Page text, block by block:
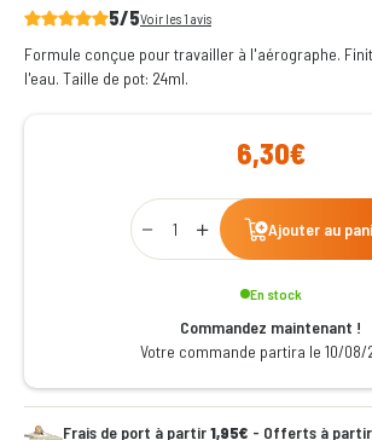
5/5Voir les 1 avis
Formule conçue pour travailler à l'aérographe.
l'eau. Taille de pot: 24ml.
6,30€
Qty
Ajouter au
En stock
Commandez maintenant !
Votre commande partira le 10/08/
Frais de port à partir1,95€ - Offerts à